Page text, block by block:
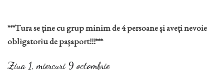
***Tura se ține cu grup minim de 4 persoane și aveți nevoie
obligatoriu de pașaport!!!***
Ziua 1, miercuri 9 octombrie